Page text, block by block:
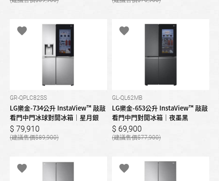
GR-QPLC82SS
LG樂金-734公升 InstaView™ 敲敲
看門中門冰球對開冰箱｜星月銀
79,910
89,900
GL-QL62MB
LG樂金-653公升 InstaView™ 敲敲
看門中門對開冰箱｜夜墨黑
69,900
77,900